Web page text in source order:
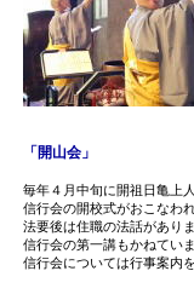
「開山会」
毎年４月中旬に開祖日亀上
信行会の開校式がおこなわれ
法要後は住職の法話がありま
信行会の第一講もかねていま
信行会については行事案内